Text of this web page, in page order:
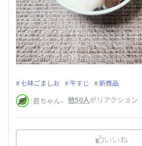
七味ごましお 牛すじ 新商品
蒼ちゃん、 他50人がリアクション
いいね